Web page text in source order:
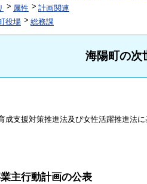
属性
計画関連
役場 総務課
海陽町の次
成支援対策推進法及び女性活躍推進法
主行動計画の公表